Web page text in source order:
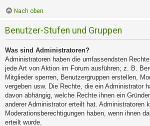
Nach oben
Benutzer-Stufen und Gruppen
Was sind Administratoren?
Administratoren haben die umfassendsten
jede Art von Aktion im Forum ausführen; z. B.
Mitglieder sperren, Benutzergruppen erstellen,
vergeben usw. Die Rechte, die ein Administrator
davon abhängig, welche Rechte ihnen ein
anderer Administrator erteilt hat. Administratoren
Moderationsberechtigungen haben, wenn ihnen
erteilt wurde.